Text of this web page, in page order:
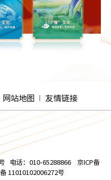
网站地图 友情链接
电话：010-65288866 京ICP备
11010102006272号